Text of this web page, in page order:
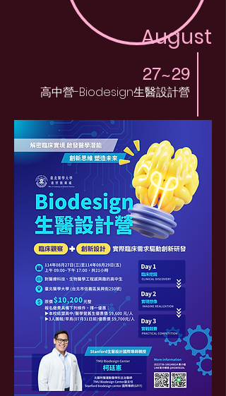
August
27~29
高中營-Biodesign生醫設計營